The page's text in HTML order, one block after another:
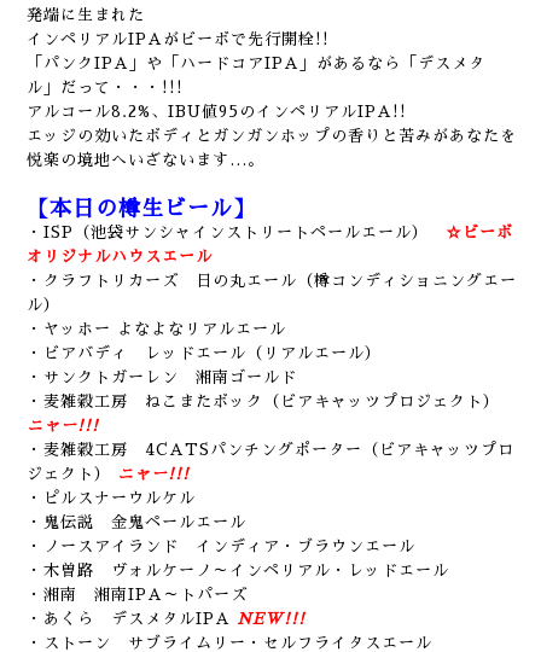
発端に生まれた
インペリアルIPAがビーボで先行開栓!!
「パンクIPA」や「ハードコアIPA」があるなら「デスメタ
ル」だって・・・!!!
アルコール8.2%、IBU値95のインペリアルIPA!!
エッジの効いたボディとガンガンホップの香りと苦みがあなたを
悦楽の境地へいざないます…。
【本日の樽生ビール】
・ISP（池袋サンシャインストリートペールエール）
☆ビーボ
オリジナルハウスエール
・クラフトリカーズ 日の丸エール（樽コンディショニングエー
ル）
・ヤッホー よなよなリアルエール
・ビアバディ レッドエール（リアルエール）
・サンクトガーレン 湘南ゴールド
・麦雑穀工房 ねこまたボック（ビアキャッツプロジェクト）
ニャー!!!
・麦雑穀工房 4CATSパンチングポーター（ビアキャッツプロ
ジェクト）
ニャー!!!
・ピルスナーウルケル
・鬼伝説 金鬼ペールエール
・ノースアイランド インディア・ブラウンエール
・木曽路 ヴォルケーノ～インペリアル・レッドエール
・湘南 湘南IPA～トパーズ
・あくら デスメタルIPA
NEW!!!
・ストーン サブライムリー・セルフライタスエール